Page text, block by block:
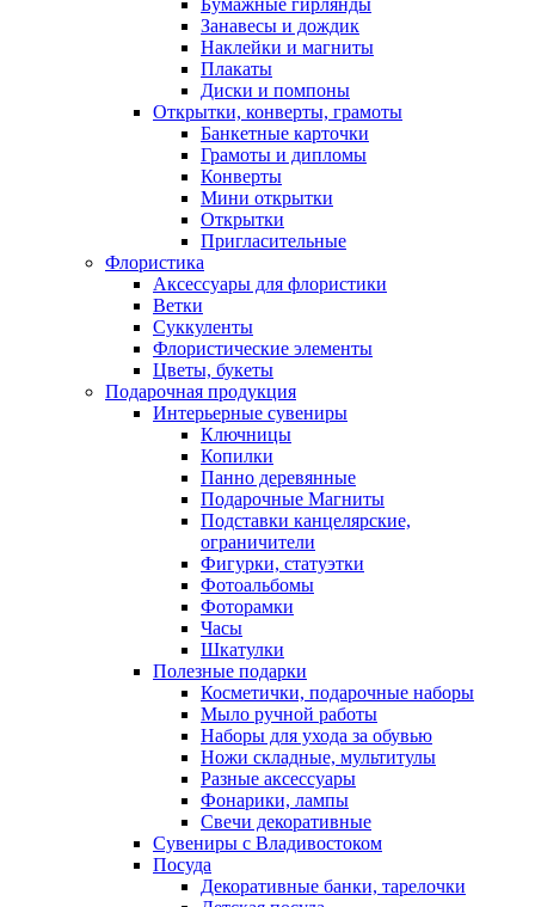
Бумажные гирлянды
Занавесы и дождик
Наклейки и магниты
Плакаты
Диски и помпоны
Открытки, конверты, грамоты
Банкетные карточки
Грамоты и дипломы
Конверты
Мини открытки
Открытки
Пригласительные
Флористика
Аксессуары для флористики
Ветки
Суккуленты
Флористические элементы
Цветы, букеты
Подарочная продукция
Интерьерные сувениры
Ключницы
Копилки
Панно деревянные
Подарочные Магниты
Подставки канцелярские,
ограничители
Фигурки, статуэтки
Фотоальбомы
Фоторамки
Часы
Шкатулки
Полезные подарки
Косметички, подарочные наборы
Мыло ручной работы
Наборы для ухода за обувью
Ножи складные, мультитулы
Разные аксессуары
Фонарики, лампы
Свечи декоративные
Сувениры с Владивостоком
Посуда
Декоративные банки, тарелочки